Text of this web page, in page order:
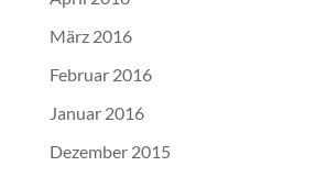
März 2016
Februar 2016
Januar 2016
Dezember 2015